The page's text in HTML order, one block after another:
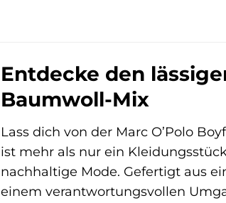
Entdecke den
Baumwoll-Mix
Lass dich von der Marc O’Polo
ist mehr als nur ein
nachhaltige Mode. Gefertigt aus
einem verantwortungsvollen